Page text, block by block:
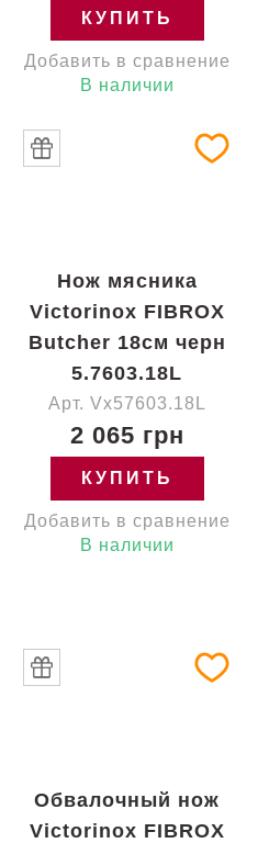
КУПИТЬ
Добавить в сравнение
В наличии
Нож мясника
Victorinox FIBROX
Butcher 18см черн
5.7603.18L
Арт. Vx57603.18L
2 065 грн
КУПИТЬ
Добавить в сравнение
В наличии
Обвалочный нож
Victorinox FIBROX